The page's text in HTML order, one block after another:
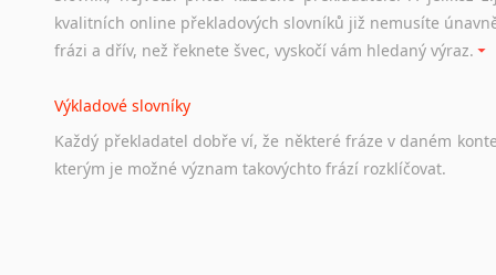
hledat práci na internetu případně osobní zkušenosti
Hledáte-li
práci
stejná obecná pravidla, jako pro český životopis. Tak dost
kvalitních online překladových slovníků již nemusíte
frázi a dřív, než řeknete švec, vyskočí vám hledaný výraz.
Výkladové slovníky
Každý překladatel dobře ví, že některé fráze v daném
kterým je možné význam takovýchto frází rozklíčovat.